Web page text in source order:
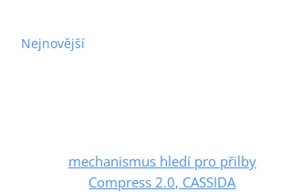
Nejnovější
mechanismus hledí pro přilby
Compress 2.0, CASSIDA